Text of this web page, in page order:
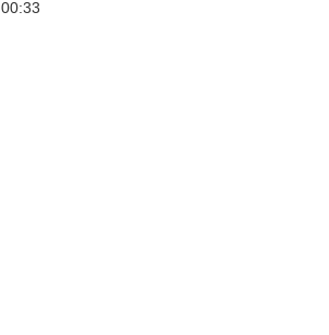
00:33